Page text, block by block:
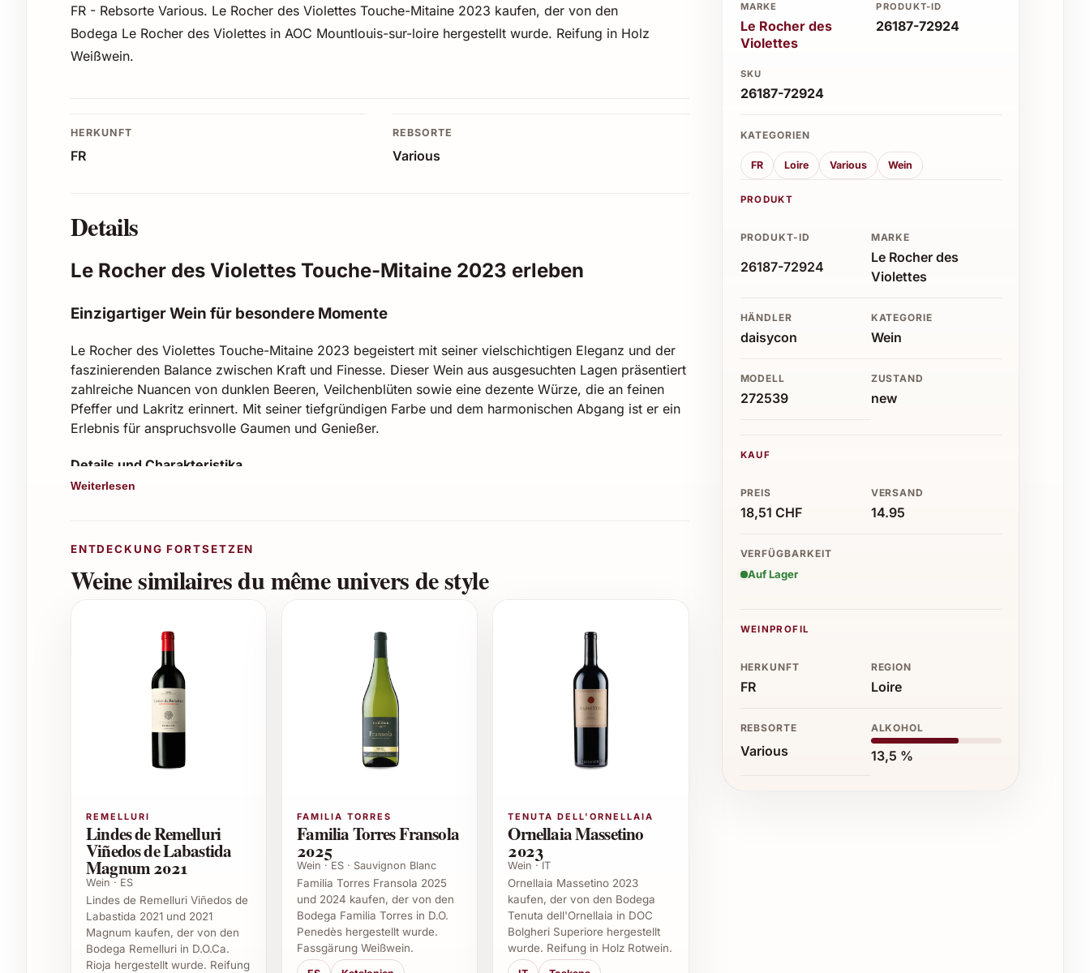
FR - Rebsorte Various. Le Rocher des Violettes Touche-Mitaine 2023 kaufen, der von den
Bodega Le Rocher des Violettes in AOC Mountlouis-sur-loire hergestellt wurde. Reifung in Holz
Weißwein.
HERKUNFT
FR
REBSORTE
Various
Details
Le Rocher des Violettes Touche-Mitaine 2023 erleben
Einzigartiger Wein für besondere Momente
Le Rocher des Violettes Touche-Mitaine 2023 begeistert mit seiner vielschichtigen Eleganz und der
faszinierenden Balance zwischen Kraft und Finesse. Dieser Wein aus ausgesuchten Lagen präsentiert
zahlreiche Nuancen von dunklen Beeren, Veilchenblüten sowie eine dezente Würze, die an feinen
Pfeffer und Lakritz erinnert. Mit seiner tiefgründigen Farbe und dem harmonischen Abgang ist er ein
Erlebnis für anspruchsvolle Gaumen und Genießer.
Details und Charakteristika
Passender Ausbau:Reifung in Barriques, die dem Wein Tiefe und Komplexität verleihen
Le Rocher des Violettes Touche-Mitaine 2023 eignet sich hervorragend für besondere Gelegenheiten
wie Jubiläen, Geburtstage, festliche Dinner, Weinliebhaber-Events oder als exklusives Geschenk zu
Weihnachten und Neujahr. Er ist ein stilvolles Präsent für Menschen, die charaktervolle und
hochwertige Weine schätzen.
Einsatzmöglichkeiten
Exquisite Ergänzung zum Menü in gehobener Gastronomie und exklusiven Restaurants
Bereicherung eines gut sortierten Weinkellers
Geeignet für Firmenevents, um Gäste mit einer besonderen Note zu beeindrucken
Häufig gestellte Fragen zu Le Rocher des Violettes Touche-Mitaine 2023
Für wen ist Le Rocher des Violettes Touche-Mitaine 2023 besonders geeignet?
Weiterlesen
ENTDECKUNG FORTSETZEN
Weine similaires du même univers de style
REMELLURI
Lindes de Remelluri
Viñedos de Labastida
Magnum 2021
Wein · ES
Lindes de Remelluri Viñedos de
Labastida 2021 und 2021
Magnum kaufen, der von den
Bodega Remelluri in D.O.Ca.
Rioja hergestellt wurde. Reifung
FAMILIA TORRES
Familia Torres Fransola
2025
Wein · ES · Sauvignon Blanc
Familia Torres Fransola 2025
und 2024 kaufen, der von den
Bodega Familia Torres in D.O.
Penedès hergestellt wurde.
Fassgärung Weißwein.
TENUTA DELL'ORNELLAIA
Ornellaia Massetino
2023
Wein · IT
Ornellaia Massetino 2023
kaufen, der von den Bodega
Tenuta dell'Ornellaia in DOC
Bolgheri Superiore hergestellt
wurde. Reifung in Holz Rotwein.
MARKE
Le Rocher des
Violettes
PRODUKT-ID
26187-72924
SKU
26187-72924
KATEGORIEN
FR Loire Various Wein
PRODUKT
PRODUKT-ID
26187-72924
MARKE
Le Rocher des
Violettes
HÄNDLER
daisycon
KATEGORIE
Wein
MODELL
272539
ZUSTAND
new
KAUF
PREIS
18,51 CHF
VERSAND
14.95
VERFÜGBARKEIT
Auf Lager
WEINPROFIL
HERKUNFT
FR
REGION
Loire
REBSORTE
Various
ALKOHOL
13,5 %